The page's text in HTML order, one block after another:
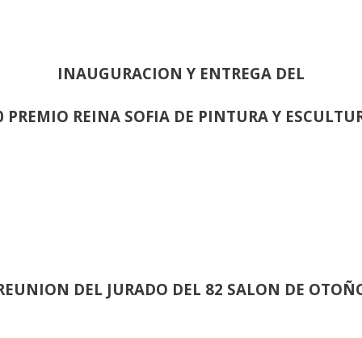
INAUGURACION Y ENTREGA DEL
PREMIO REINA SOFIA DE PINTURA Y
DEL JURADO DEL 82 SALON DE